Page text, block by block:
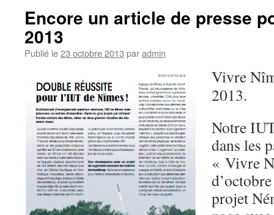
Encore un article de presse
2013
Publié le23 octobre 2013 paradmin
Vivre
2013.
Notre
dans les
« Vivre
projet